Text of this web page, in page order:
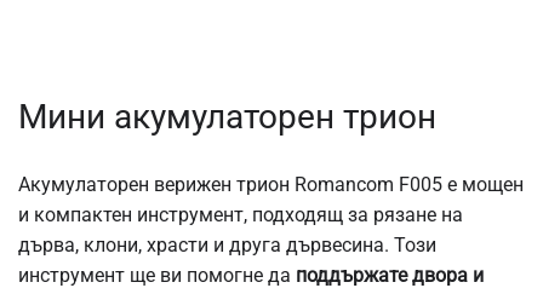
Мини акумулаторен трион
Акумулаторен верижен трион Romancom F005 е мощен
и компактен инструмент, подходящ за рязане на
дърва, клони, храсти и друга дървесина. Този
инструмент ще ви помогне да поддържате двора и